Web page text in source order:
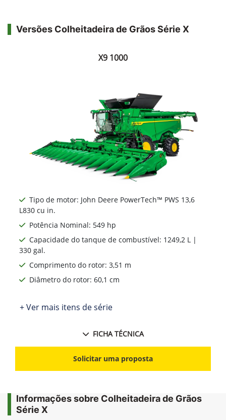
Versões Colheitadeira de Grãos Série X
X9 1000
Tipo de motor: John Deere PowerTech™ PWS 13,6
L830 cu in.
Potência Nominal: 549 hp
Capacidade do tanque de combustível: 1249,2 L |
330 gal.
Comprimento do rotor: 3,51 m
Diâmetro do rotor: 60,1 cm
+ Ver mais itens de série
FICHA TÉCNICA
Solicitar uma proposta
Informações sobre Colheitadeira de Grãos
Série X